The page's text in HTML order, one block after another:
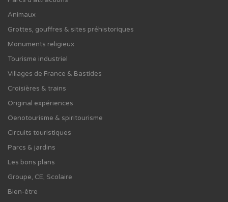
Animaux
Grottes, gouffres & sites préhistoriques
Monuments religieux
Tourisme industriel
Villages de France & Bastides
Croisières & trains
Original expériences
Oenotourisme & spiritourisme
Circuits touristiques
Parcs & jardins
Les bons plans
Groupe, CE, Scolaire
Bien-être